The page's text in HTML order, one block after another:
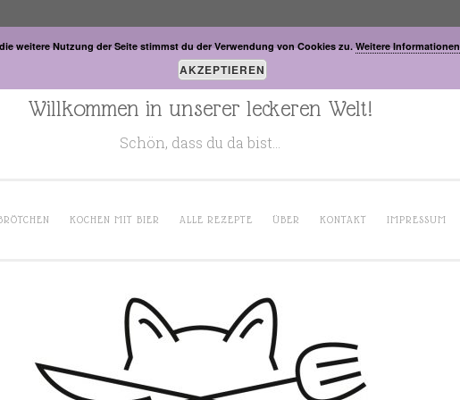
Willkommen in unserer leckeren Welt!
Schön, dass du da bist…
KOCHEN MIT BIER ALLE REZEPTE ÜBER KONTAKT IMPRESSUM
weitere Nutzung der Seite stimmst du der Verwendung von Cookies zu. Weitere Informationen
AKZEPTIEREN